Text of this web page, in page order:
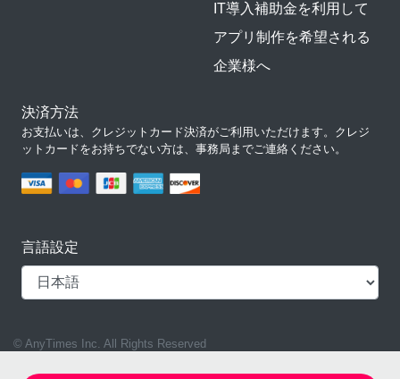
IT導入補助金を利用して
アプリ制作を希望される
企業様へ
決済方法
お支払いは、クレジットカード決済がご利用いただけます。クレジ
ットカードをお持ちでない方は、事務局までご連絡ください。
言語設定
© AnyTimes Inc. All Rights Reserved